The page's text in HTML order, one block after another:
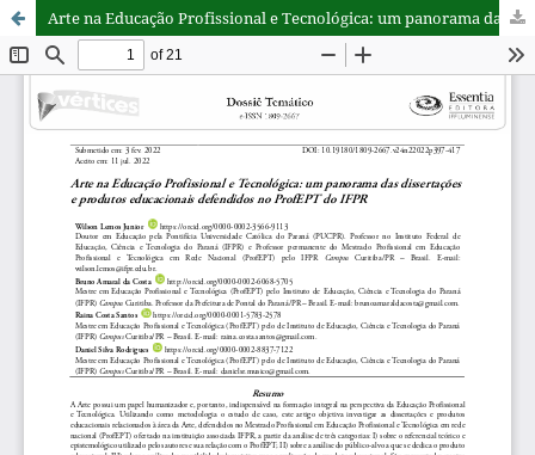
Arte na Educação Profissional e Tecnológica: um panorama das dissertações e produtos educacionais defendidos no ProfEPT do IFPR